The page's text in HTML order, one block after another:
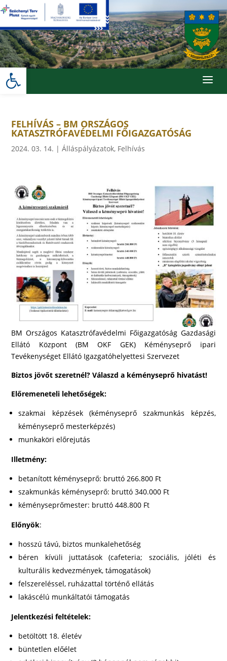
Skip
to
content
Eszköztár megnyitása a
FELHÍVÁS – BM ORSZÁGOS
KATASZTRÓFAVÉDELMI FŐIGAZGATÓSÁG
2024. 03. 14. |Álláspályázatok, Felhívás
BM Országos Katasztrófavédelmi Főigazgatóság Gazdasági
Ellátó Központ (BM OKF GEK) Kéményseprő ipari
Tevékenységet Ellátó Igazgatóhelyettesi Szervezet
Biztos jövőt szeretnél?Válaszd a kéményseprő hivatást!
Előremeneteli lehetőségek:
szakmai képzések (kéményseprő szakmunkás képzés,
kéményseprő mesterképzés)
munkaköri előrejutás
Illetmény:
betanított kéményseprő: bruttó 266.800 Ft
szakmunkás kéményseprő: bruttó 340.000 Ft
kéményseprőmester: bruttó 448.800 Ft
Előnyök:
hosszú távú, biztos munkalehetőség
béren kívüli juttatások (cafeteria; szociális, jóléti és
kulturális kedvezmények, támogatások)
felszereléssel, ruházattal történő ellátás
lakáscélú munkáltatói támogatás
Jelentkezési feltételek:
betöltött 18. életév
büntetlen előélet